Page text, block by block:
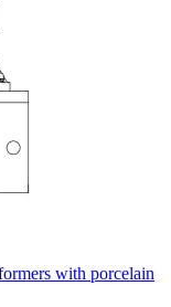
with porcelain